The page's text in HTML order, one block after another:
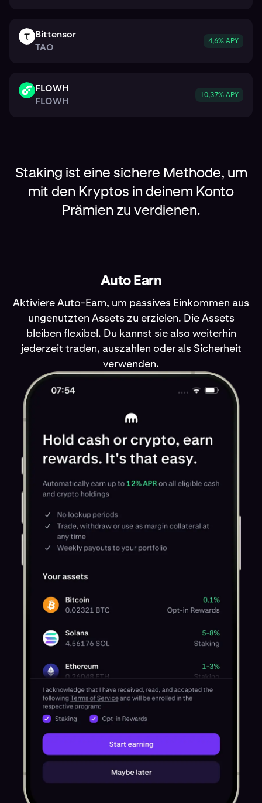
TAO
Bittensor
TAO
4,6% APY
FLOWH
FLOWH
FLOWH
10,37% APY
Staking ist eine sichere Methode, um
mit den Kryptos in deinem Konto
Prämien zu verdienen.
Auto Earn
Aktiviere Auto-Earn, um passives Einkommen aus
ungenutzten Assets zu erzielen. Die Assets
bleiben flexibel. Du kannst sie also weiterhin
jederzeit traden, auszahlen oder als Sicherheit
verwenden.